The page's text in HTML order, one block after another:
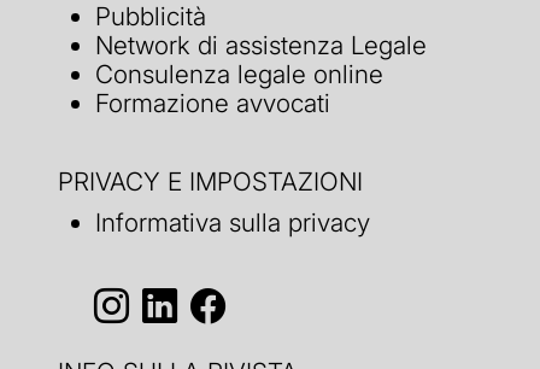
Pubblicità
Network di assistenza Legale
Consulenza legale online
Formazione avvocati
PRIVACY E IMPOSTAZIONI
Informativa sulla privacy